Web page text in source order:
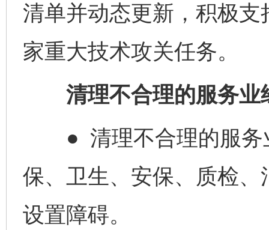
清单并动态更新，积极
家重大技术攻关任务。
清理不合理的服务业
● 清理不合理的服务
保、卫生、安保、质检
设置障碍。